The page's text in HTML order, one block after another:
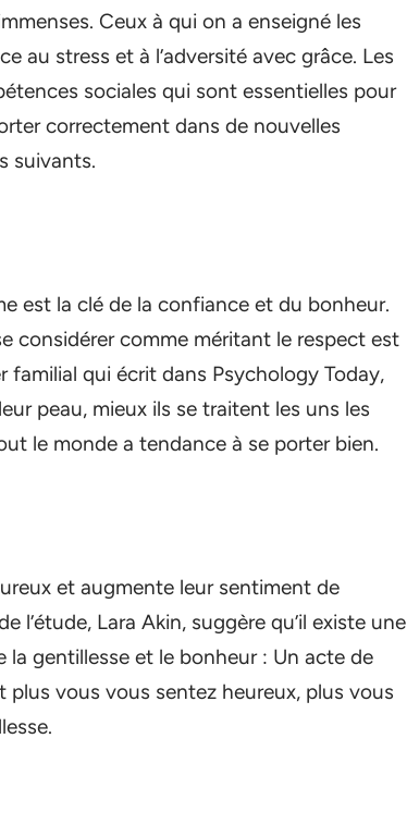
Ceux à qui on a enseigné les
au stress et à l’adversité avec grâce. Les
sociales qui sont essentielles pour
correctement dans de nouvelles
suivants.
est la clé de la confiance et du bonheur.
considérer comme méritant le respect est
familial qui écrit dans Psychology Today,
peau, mieux ils se traitent les uns les
le monde a tendance à se porter bien.
et augmente leur sentiment de
l’étude, Lara Akin, suggère qu’il existe une
gentillesse et le bonheur : Un acte de
vous vous sentez heureux, plus vous